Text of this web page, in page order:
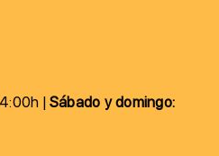
|Sábado y domingo: